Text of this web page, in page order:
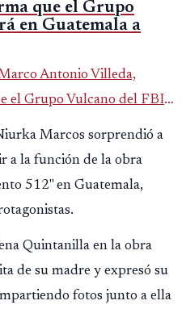
que el Grupo
en Guatemala a
Antonio Villeda,
el Grupo Vulcano del FBI
julio, tras un intento
del Ministerio
Marcos sorprendió a
a la función de la obra
512" en Guatemala,
Quintanilla en la obra
de su madre y expresó su
fotos junto a ella